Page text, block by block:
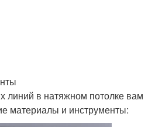
линий в натяжном потолке вам
материалы и инструменты: